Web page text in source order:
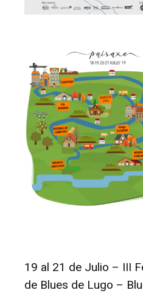
19 al 21 de Julio – III
de Blues de Lugo –